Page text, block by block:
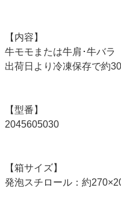
【内容】
牛モモまたは牛肩･牛バラ
出荷日より冷凍保存で約
【型番】
2045605030
【箱サイズ】
発泡スチロール：約